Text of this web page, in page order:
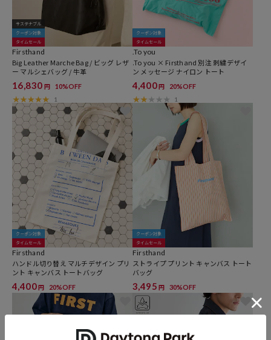
サステナブル
クーポン対象
タイムセール
Firsthand
Big Leather Marche Bag / ビッグ レザ
ー マルシェバッグ / 牛革
16,830 円 10%OFF
1
クーポン対象
タイムセール
.To you
.To you × Firsthand 別注 刺繍デザイ
ン メッセージ ナイロン トート
4,400円 20%OFF
1
クーポン対象
タイムセール
Firsthand
ハンドル切り替え マルチデザイン プリ
ント キャンバス トートバッグ
4,400円 20%OFF
クーポン対象
タイムセール
Firsthand
ストライプ プリント キャンバス トート
バッグ
3,495 円 30%OFF